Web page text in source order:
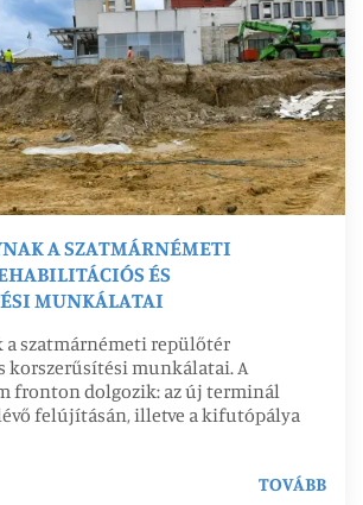
A SZATMÁRNÉMETI
ÉS
MUNKÁLATAI
a szatmárnémeti repülőtér
korszerűsítési munkálatai. A
fronton dolgozik: az új terminál
felújításán, illetve a kifutópálya
TOVÁBB